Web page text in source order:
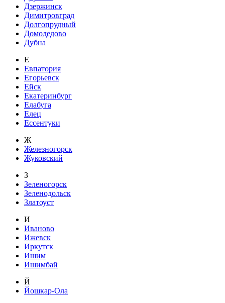
Дзержинск
Димитровград
Долгопрудный
Домодедово
Дубна
Е
Евпатория
Егорьевск
Ейск
Екатеринбург
Елабуга
Елец
Ессентуки
Ж
Железногорск
Жуковский
З
Зеленогорск
Зеленодольск
Златоуст
И
Иваново
Ижевск
Иркутск
Ишим
Ишимбай
Й
Йошкар-Ола